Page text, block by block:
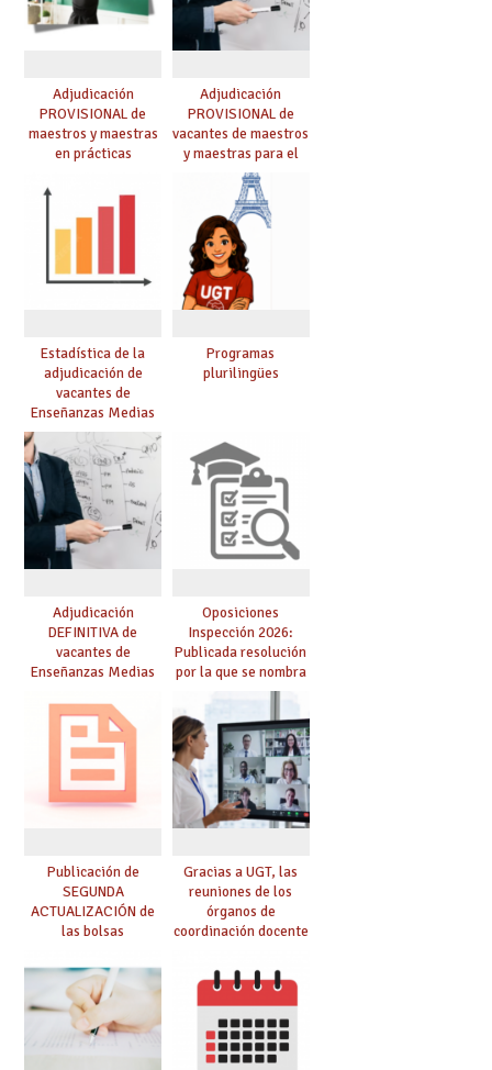
Adjudicación
PROVISIONAL de
maestros y maestras
en prácticas
Adjudicación
PROVISIONAL de
vacantes de maestros
y maestras para el
curso 26-27
Estadística de la
adjudicación de
vacantes de
Enseñanzas Medias
para el curso 26/27
Programas
plurilingües
Adjudicación
DEFINITIVA de
vacantes de
Enseñanzas Medias
Oposiciones
Inspección 2026:
Publicada resolución
por la que se nombra
funcionarios/as en
prácticas, se regulan
dichas prácticas y se
convoca acto público
de adjudicación
Publicación de
SEGUNDA
ACTUALIZACIÓN de
las bolsas
Cuerpo de Maestros
de especialidades
convocadas a
oposición
Gracias a UGT, las
reuniones de los
órganos de
coordinación docente
de manera
telemática, sin exigir
presencialidad en el
centro